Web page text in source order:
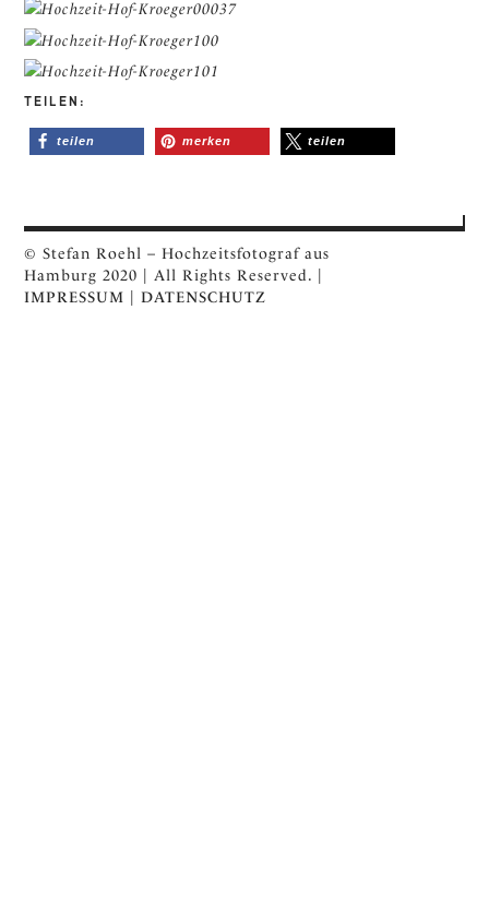
TEILEN:
teilen merken teilen
© Stefan Roehl – Hochzeitsfotograf aus
Hamburg 2020 | All Rights Reserved. |
IMPRESSUM |DATENSCHUTZ